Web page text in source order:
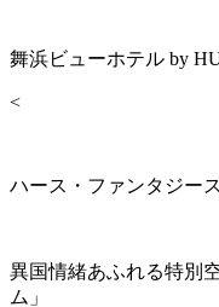
舞浜ビューホテル by
<
ハース・ファンタジー
異国情緒あふれる特別
ム」